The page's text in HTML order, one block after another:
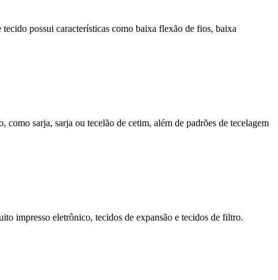
possui características como baixa flexão de fios, baixa
sarja, sarja ou tecelão de cetim, além de padrões de tecelagem
impresso eletrônico, tecidos de expansão e tecidos de filtro.